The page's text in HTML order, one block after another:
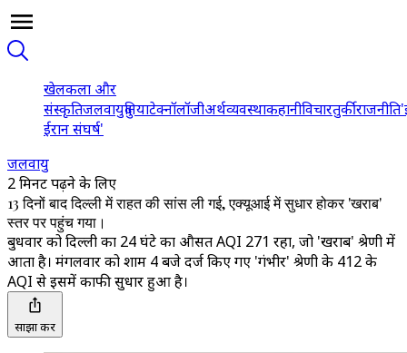
खेलकला और
संस्कृतिजलवायुदुनियाटेक्नॉलॉजीअर्थव्यवस्थाकहानीविचारतुर्कीराजनीति
ईरान संघर्ष'
जलवायु
2 मिनट पढ़ने के लिए
13 दिनों बाद दिल्ली में राहत की सांस ली गई, एक्यूआई में सुधार होकर 'खराब'
स्तर पर पहुंच गया।
बुधवार को दिल्ली का 24 घंटे का औसत AQI 271 रहा, जो 'खराब' श्रेणी में
आता है। मंगलवार को शाम 4 बजे दर्ज किए गए 'गंभीर' श्रेणी के 412 के
AQI से इसमें काफी सुधार हुआ है।
साझा करें